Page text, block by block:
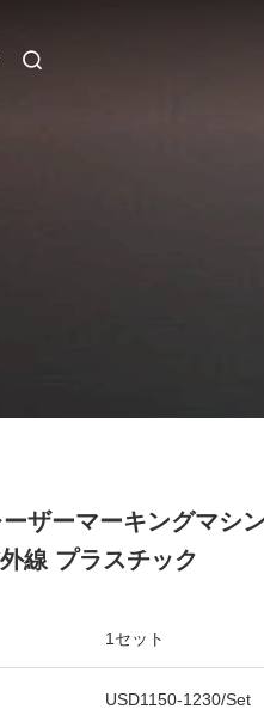
ザーマーキングマシ
線 プラスチック
1セット
USD1150-1230/Set